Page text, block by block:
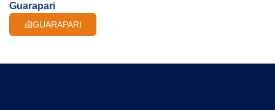
Guarapari
GUARAPARI